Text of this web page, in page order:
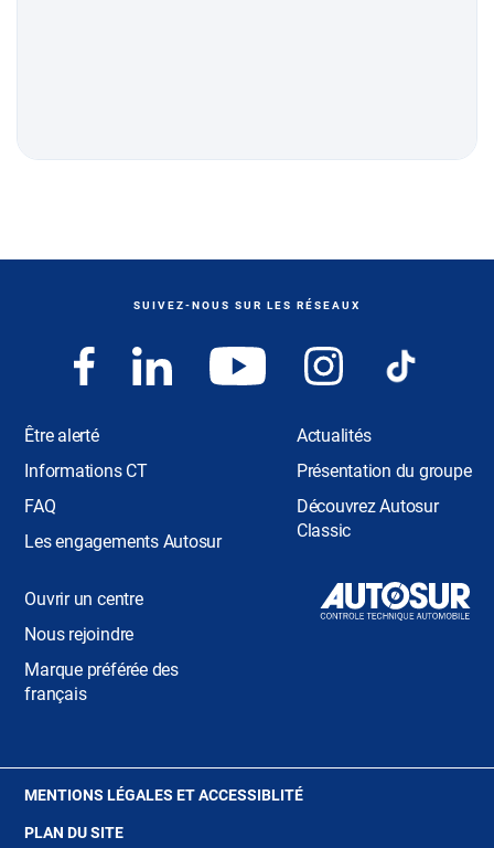
SUIVEZ-NOUS SUR LES RÉSEAUX
Être alerté
Informations CT
FAQ
Les engagements Autosur
Actualités
Présentation du groupe
Découvrez Autosur
Classic
Ouvrir un centre
Nous rejoindre
Marque préférée des
français
MENTIONS LÉGALES ET ACCESSIBLITÉ(OUVRE
PLAN DU SITE